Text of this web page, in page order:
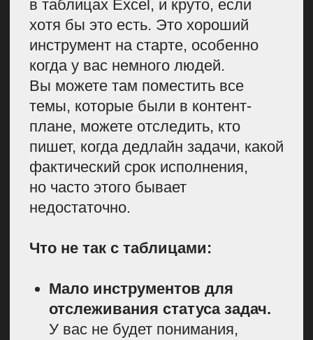
с дедлайнами. Раньше у нас
в карточке был указан один общий
срок для редактора и для автора.
Но позже мы поняли, что их нужно
разделить. Ведь пока редактор
проверит статью, потом внесут все
правки, подготовят обложку —
на это всё уходит время. Теперь
авторы ориентируются именно
на графу «Дедлайн до правок».
Удобно, что рядом есть
возможность оставить
комментарий, — это чат, где можно
сразу обсудить вопросы по задаче.